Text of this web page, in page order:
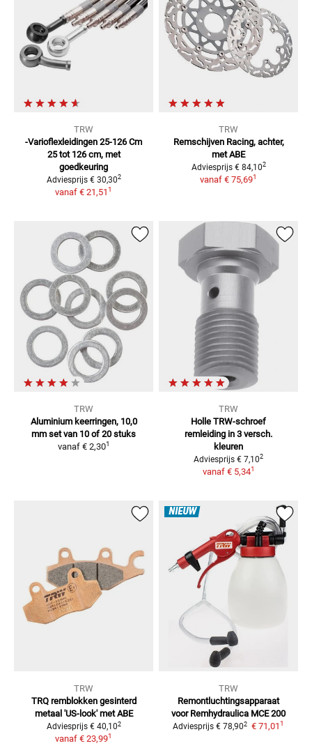
TRW
-Varioflexleidingen 25-126 Cm
25 tot 126 cm, met
goedkeuring
Adviesprijs € 30,302
vanaf € 21,511
TRW
Remschijven Racing, achter,
met ABE
Adviesprijs € 84,102
vanaf € 75,691
TRW
Aluminium keerringen, 10,0
mm set van 10 of 20 stuks
vanaf € 2,301
TRW
Holle TRW-schroef
remleiding in 3 versch.
kleuren
Adviesprijs € 7,102
vanaf € 5,341
TRW
TRQ remblokken gesinterd
metaal 'US-look' met ABE
Adviesprijs € 40,102
vanaf € 23,991
NIEUW
TRW
Remontluchtingsapparaat
voor Remhydraulica MCE 200
Adviesprijs € 78,902 € 71,011